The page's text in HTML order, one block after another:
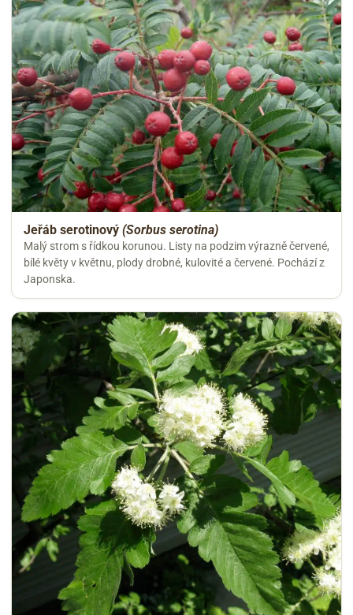
Jeřáb serotinový (Sorbus serotina)
Malý strom s řídkou korunou. Listy na podzim výrazně červené,
bílé květy v květnu, plody drobné, kulovité a červené. Pochází z
Japonska.